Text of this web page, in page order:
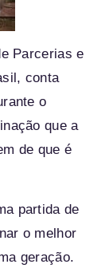
Parcerias e
conta
o
que a
de que é
partida de
o melhor
geração.